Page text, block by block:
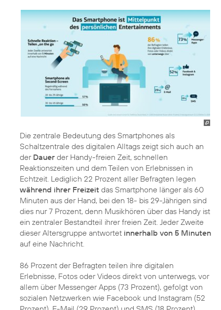
Die zentrale Bedeutung des Smartphones als
Schaltzentrale des digitalen Alltags zeigt sich auch an
der Dauer der Handy-freien Zeit, schnellen
Reaktionszeiten und dem Teilen von Erlebnissen in
Echtzeit. Lediglich 22 Prozent aller Befragten legen
während ihrer Freizeit das Smartphone länger als 60
Minuten aus der Hand, bei den 18- bis 29-Jährigen sind
dies nur 7 Prozent, denn Musikhören über das Handy ist
ein zentraler Bestandteil ihrer freien Zeit. Jeder Zweite
dieser Altersgruppe antwortet innerhalb von 5 Minuten
auf eine Nachricht.
86 Prozent der Befragten teilen ihre digitalen
Erlebnisse, Fotos oder Videos direkt von unterwegs, vor
allem über Messenger Apps (73 Prozent), gefolgt von
sozialen Netzwerken wie Facebook und Instagram (52